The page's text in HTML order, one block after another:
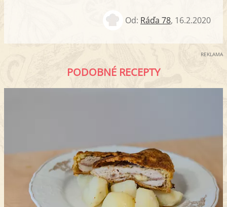
Od: Ráďa 78, 16.2.2020
REKLAMA
PODOBNÉ RECEPTY